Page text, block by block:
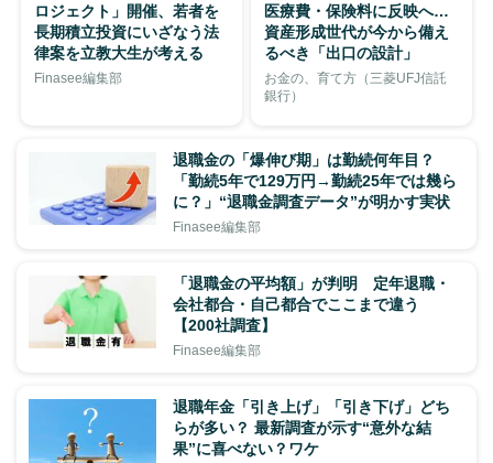
ロジェクト」開催、若者を
長期積立投資にいざなう法
律案を立教大生が考える
Finasee編集部
医療費・保険料に反映へ…
資産形成世代が今から備え
るべき「出口の設計」
お金の、育て方（三菱UFJ信託
銀行）
退職金の「爆伸び期」は勤続何年目？
「勤続5年で129万円→勤続25年では幾ら
に？」“退職金調査データ”が明かす実状
Finasee編集部
「退職金の平均額」が判明 定年退職・
会社都合・自己都合でここまで違う
【200社調査】
Finasee編集部
退職年金「引き上げ」「引き下げ」どち
らが多い？ 最新調査が示す“意外な結
果”に喜べない？ワケ